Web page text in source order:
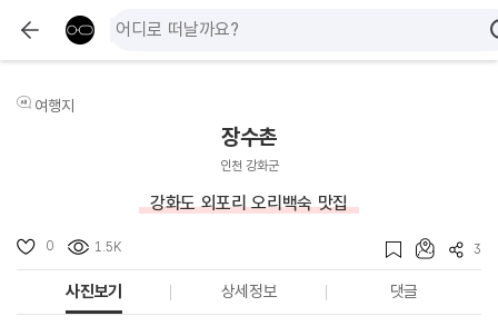
여행지
장수촌
인천 강화군
강화도 외포리 오리백숙 맛집
0 1.5K 3
사진보기 상세정보 댓글